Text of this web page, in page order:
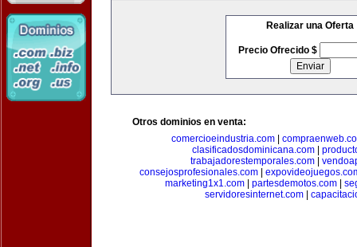
Realizar una Oferta
Precio Ofrecido $
Otros dominios en venta:
comercioeindustria.com|
clasificadosdominicana.com
trabajadorestemporales.com
consejosprofesionales.com|
marketing1x1.com| partesdemotos.com|
servidoresinternet.com